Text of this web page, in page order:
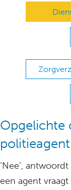
Opgelichte
politieagent
‘Nee’,
een agent